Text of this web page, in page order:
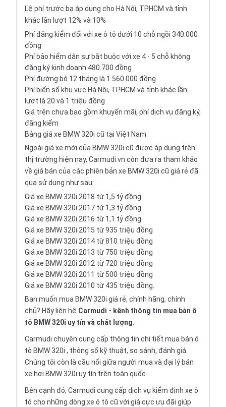
Lệ phí trước bạ áp dụng cho Hà Nội, TPHCM và tỉnh
khác lần lượt 12% và 10%
Phí đăng kiểm đối với xe ô tô dưới 10 chỗ ngồi 340.000
đồng
Phí bảo hiểm dân sự bắt buộc với xe 4 - 5 chỗ không
đăng ký kinh doanh 480.700 đồng
Phí đường bộ 12 tháng là 1.560.000 đồng
Phí biển số khu vực Hà Nội, TPHCM và tỉnh khác lần
lượt là 20 và 1 triệu đồng
Giá trên chưa bao gồm khuyến mãi, phí dịch vụ đăng ký,
đăng kiểm
Bảng giá xe BMW 320i cũ tại Việt Nam
Ngoài giá xe mới của BMW 320i cũ được áp dụng trên
thị trường hiện nay, Carmudi.vn còn đưa ra tham khảo
về giá bán của các phiên bản xe BMW 320i cũ giá rẻ đã
qua sử dụng như sau:
Giá xe BMW 320i 2018 từ 1,5 tỷ đồng
Giá xe BMW 320i 2017 từ 1,3 tỷ đồng
Giá xe BMW 320i 2016 từ 1,1 tỷ đồng
Giá xe BMW 320i 2015 từ 935 triệu đồng
Giá xe BMW 320i 2014 từ 810 triệu đồng
Giá xe BMW 320i 2013 từ 750 triệu đồng
Giá xe BMW 320i 2012 từ 720 triệu đồng
Giá xe BMW 320i 2011 từ 500 triệu đồng
Giá xe BMW 320i 2010 từ 435 triệu đồng.
Bạn muốn mua BMW 320i giá rẻ, chính hãng, chính
chủ? Hãy liên hệ Carmudi - kênh thông tin mua bán ô
tô BMW 320i uy tín và chất lượng.
Carmudi chuyên cung cấp thông tin chi tiết mua bán ô
tô BMW 320i , thông số kỹ thuật, so sánh, đánh giá.
Chúng tôi còn là cầu nối giữa người mua và đại lý bán
xe hơi BMW 320i uy tín trên toàn quốc.
Bên cạnh đó, Carmudi cung cấp dịch vụ kiểm định xe ô
tô cho những dòng xe ô tô cũ với giá cực ưu đãi giúp